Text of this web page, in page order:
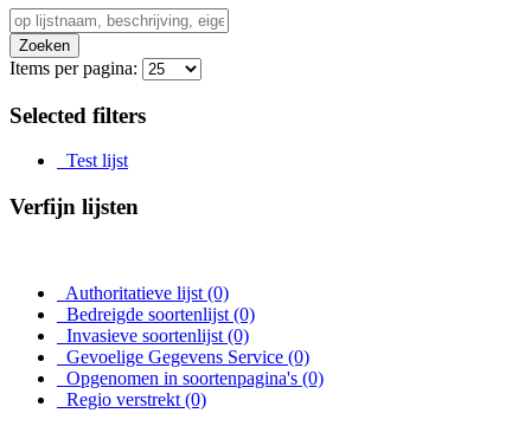
Zoeken
Items per pagina:
Selected filters
Test lijst
Verfijn lijsten
Authoritatieve lijst (0)
Bedreigde soortenlijst (0)
Invasieve soortenlijst (0)
Gevoelige Gegevens Service (0)
Opgenomen in soortenpagina's (0)
Regio verstrekt (0)